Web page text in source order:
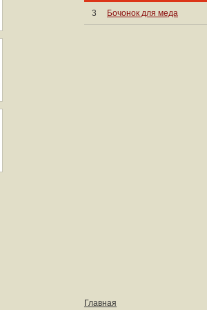
3 Бочонок для меда
Главная